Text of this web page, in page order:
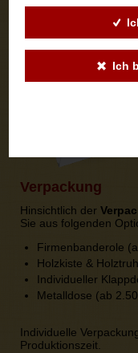
Ich
Verpackung
Hinsichtlich der
Sie aus folgenden
Firmenbanderole
Holzkiste &
Individueller
Metalldose (ab
Individuelle
Produktionszeit.